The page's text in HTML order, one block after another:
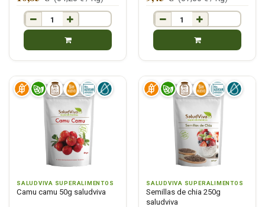
SALUDVIVA SUPERALIMENTOS
Camu camu 50g saludviva
SALUDVIVA SUPERALIMENTOS
Semillas de chia 250g
saludviva